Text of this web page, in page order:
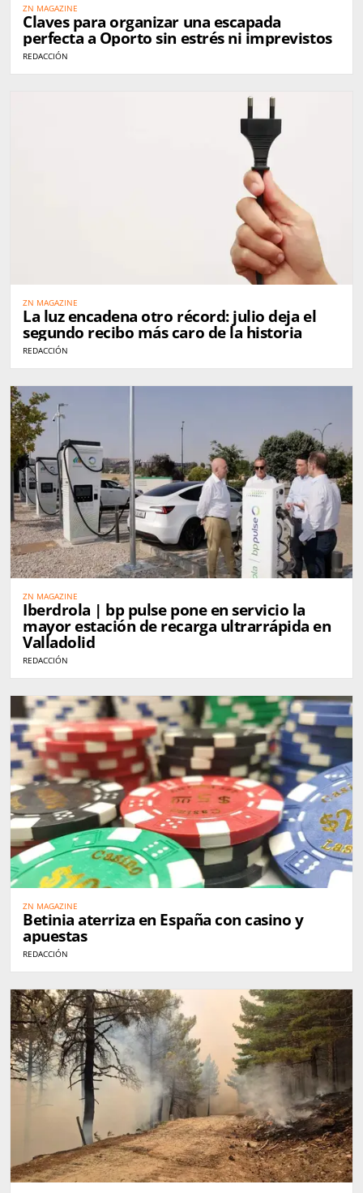
ZN MAGAZINE
Claves para organizar una escapada
perfecta a Oporto sin estrés ni imprevistos
REDACCIÓN
ZN MAGAZINE
La luz encadena otro récord: julio deja el
segundo recibo más caro de la historia
REDACCIÓN
ZN MAGAZINE
Iberdrola | bp pulse pone en servicio la
mayor estación de recarga ultrarrápida en
Valladolid
REDACCIÓN
ZN MAGAZINE
Betinia aterriza en España con casino y
apuestas
REDACCIÓN